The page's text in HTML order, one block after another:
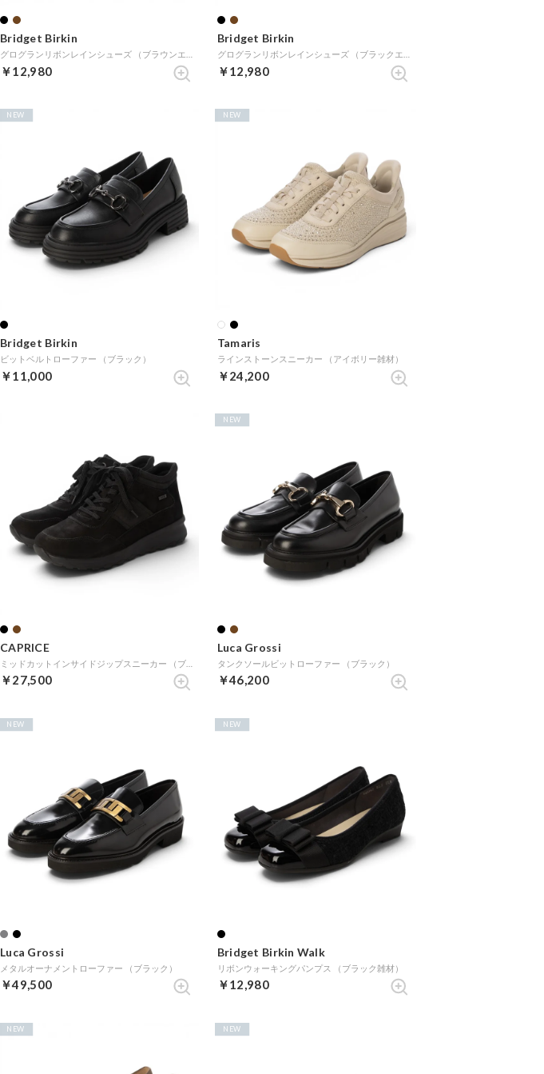
Bridget Birkin
￥12,980
Bridget Birkin
￥12,980
NEW
Bridget Birkin
ビットベルトローファー （ブラック）
￥11,000
NEW
Tamaris
ラインストーンスニーカー （アイボリー雑材）
￥24,200
CAPRICE
￥27,500
NEW
Luca Grossi
タンクソールビットローファー （ブラック）
￥46,200
NEW
Luca Grossi
メタルオーナメントローファー （ブラック）
￥49,500
NEW
Bridget Birkin Walk
リボンウォーキングパンプス （ブラック雑材）
￥12,980
NEW NEW